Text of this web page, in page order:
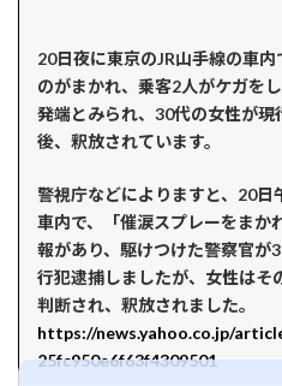
20日夜に東京のJR山手線の車
のがまかれ、乗客2人がケガを
発端とみられ、30代の女性が
後、釈放されています。
警視庁などによりますと、20日
車内で、「催涙スプレーをまか
報があり、駆けつけた警察官が
行犯逮捕しましたが、女性はそ
判断され、釈放されました。
https://news.yahoo.co.jp/
25fc950e6f63f4309501